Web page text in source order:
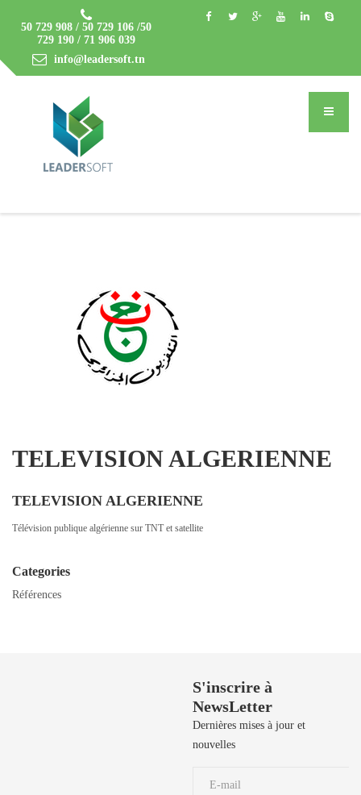
50 729 908 / 50 729 106 /50
729 190 / 71 906 039
info@leadersoft.tn
TELEVISION ALGERIENNE
TELEVISION ALGERIENNE
Télévision publique algérienne sur TNT et satellite
Categories
Références
S'inscrire à
NewsLetter
Dernières mises à jour et
nouvelles